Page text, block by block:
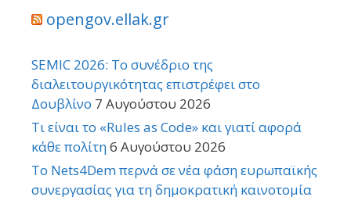
opengov.ellak.gr
SEMIC 2026: Το συνέδριο της
διαλειτουργικότητας επιστρέφει στο
Δουβλίνο 7 Αυγούστου 2026
Τι είναι το «Rules as Code» και γιατί αφορά
κάθε πολίτη6 Αυγούστου 2026
Το Nets4Dem περνά σε νέα φάση ευρωπαϊκής
συνεργασίας για τη δημοκρατική καινοτομία